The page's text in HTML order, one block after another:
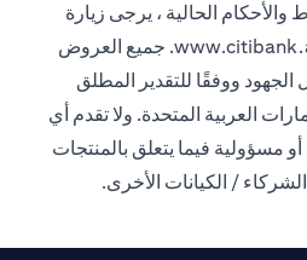
الحالية ، يرجى زيارة
جميع العروض
ووفقًا للتقدير المطلق
العربية المتحدة. ولا تقدم أي
مسؤولية فيما يتعلق بالمنتجات
/ الكيانات الأخرى.